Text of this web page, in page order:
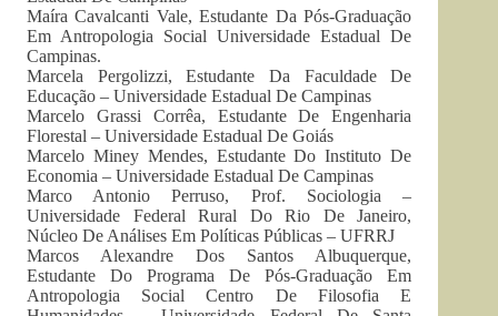
Maíra Cavalcanti Vale, Estudante Da Pós-Graduação
Em Antropologia Social Universidade Estadual De
Campinas.
Marcela Pergolizzi, Estudante Da Faculdade De
Educação – Universidade Estadual De Campinas
Marcelo Grassi Corrêa, Estudante De Engenharia
Florestal – Universidade Estadual De Goiás
Marcelo Miney Mendes, Estudante Do Instituto De
Economia – Universidade Estadual De Campinas
Marco Antonio Perruso, Prof. Sociologia –
Universidade Federal Rural Do Rio De Janeiro,
Núcleo De Análises Em Políticas Públicas – UFRRJ
Marcos Alexandre Dos Santos Albuquerque,
Estudante Do Programa De Pós-Graduação Em
Antropologia Social Centro De Filosofia E